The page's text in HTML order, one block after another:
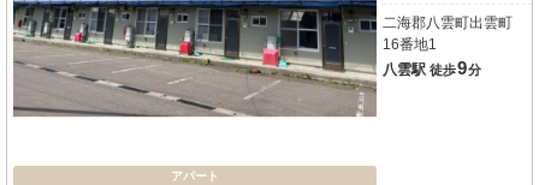
アパート
二海郡八雲町出雲町
16番地1
八雲駅 徒歩9分